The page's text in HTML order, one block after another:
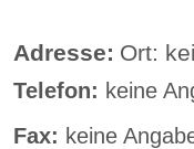
Adresse: Ort:
Telefon: keine
Fax: keine